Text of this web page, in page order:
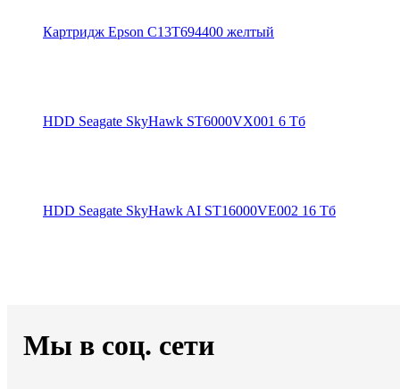
Картридж Epson C13T694400 желтый
HDD Seagate SkyHawk ST6000VX001 6 Тб
HDD Seagate SkyHawk AI ST16000VE002 16 Тб
Мы в соц. сети